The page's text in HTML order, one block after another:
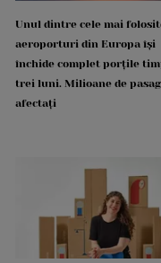
Unul dintre cele mai
aeroporturi din Europa își
închide complet porțile
trei luni. Milioane de
afectați